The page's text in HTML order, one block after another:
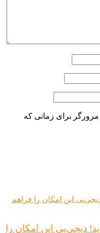
برای زمانی که
این امکان را